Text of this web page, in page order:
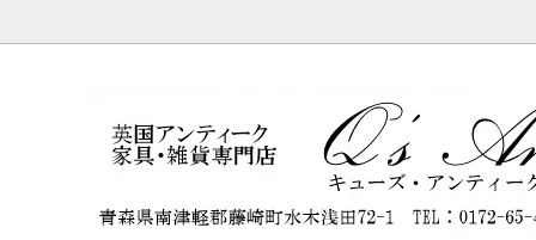
SIDEBOARD TABLE
割引商
Q'S ANTIQUES（キューズ・アンティー
クス）について
ついて